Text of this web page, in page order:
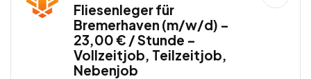
Fliesenleger für
Bremerhaven (m/w/d) –
23,00 € / Stunde –
Vollzeitjob, Teilzeitjob,
Nebenjob